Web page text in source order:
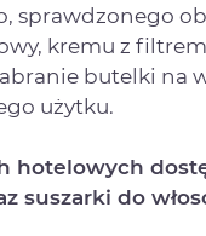
sprawdzonego
kremu z
butelki na
użytku.
hotelowych
suszarki do